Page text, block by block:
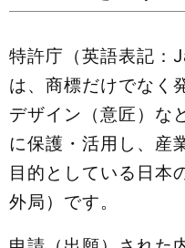
特許庁（英語表記
は、商標だけでなく
デザイン（意匠）な
に保護・活用し、産
目的としている日本
外局）です。